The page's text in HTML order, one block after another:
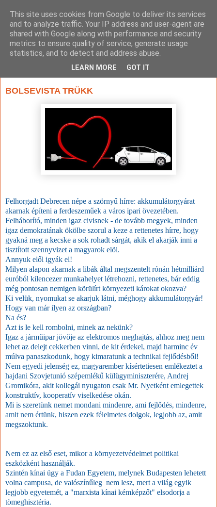
BOLSEVISTA TRÜKK
Felhorgadt Debrecen népe a szörnyű hírre: akkumulátorgyárat
akarnak építeni a ferdeszeműek a város ipari övezetében.
Felháborító, minden igaz civisnek - de tovább megyek, minden
igaz demokratának ökölbe szorul a keze a rettenetes hírre, hogy
gyakná meg a kecske a sok rohadt sárgát, akik el akarják inni a
tisztított szennyvizet a magyarok elöl.
Annyuk elől igyák el!
Milyen alapon akarnak a libák által megszentelt rónán hétmilliárd
euróból kilencezer munkahelyet létrehozni, rettenetes, bár eddig
még pontosan nemigen körülírt környezeti károkat okozva?
Ki velük, nyomukat se akarjuk látni, méghogy akkumulátorgyár!
Hogy van már ilyen az országban?
Na és?
Azt is le kell rombolni, minek az nekünk?
Igaz a járműipar jövője az elektromos meghajtás, ahhoz meg nem
lehet az delejt cekkerben vinni, de kit érdekel, majd harminc év
múlva panaszkodunk, hogy kimaratunk a technikai fejlődésből!
Nem egyedi jelenség ez, magyarember kísértetiesen emlékeztet a
hajdani Szovjetunió szépemlékű külügyminiszterére, Andrej
Gromikóra, akit kollegái nyugaton csak Mr. Nyetként emlegettek
konstruktív, kooperatív viselkedése okán.
Mi is szeretünk nemet mondani mindenre, ami fejlődés, mindenre,
amit nem értünk, hiszen ezek félelmetes dolgok, legjobb az, amit
megszoktunk.
Nem ez az első eset, mikor a környezetvédelmet politikai
eszközként használják.
Szintén kínai ügy a Fudan Egyetem, melynek Budapesten lehetett
volna campusa, de valószínűleg nem lesz, mert a világ egyik
legjobb egyetemét, a "marxista kínai kémképzőt" elsodorja a
tömeghisztéria.
This site uses cookies from Google to deliver its services
and to analyze traffic. Your IP address and user-agent are
shared with Google along with performance and security
metrics to ensure quality of service, generate usage
statistics, and to detect and address abuse.
LEARN MORE GOT IT